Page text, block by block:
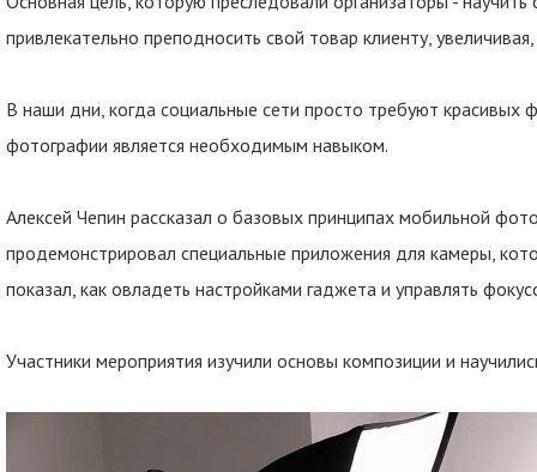
привлекательно преподносить свой товар клиенту,
В наши дни, когда социальные сети просто требуют красивых
фотографии является необходимым навыком.
Алексей Чепин рассказал о базовых принципах мобильной
продемонстрировал специальные приложения для камеры,
показал, как овладеть настройками гаджета и управлять
Участники мероприятия изучили основы композиции и